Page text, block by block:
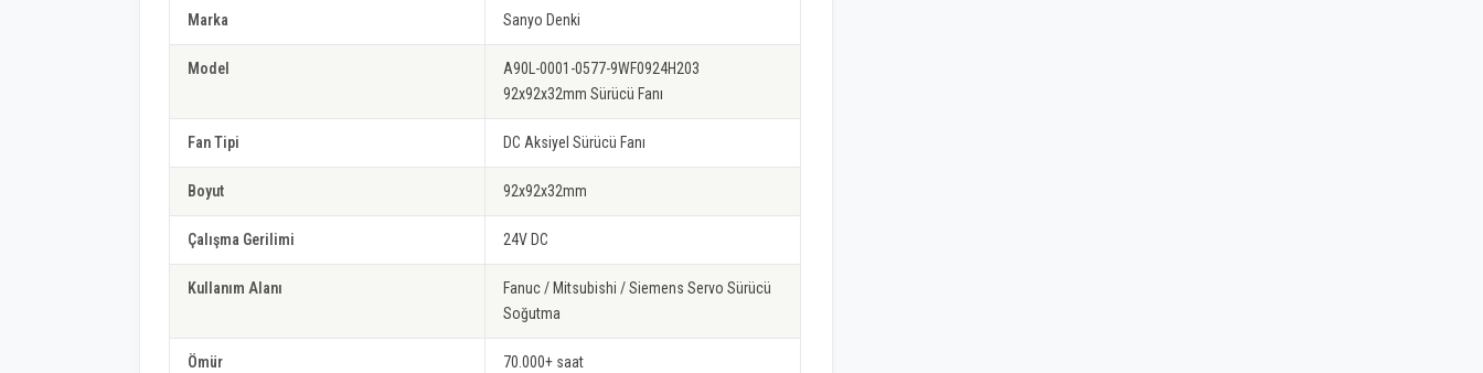
Marka Sanyo Denki
Model
A90L-0001-0577-9WF0924H203
92x92x32mm Sürücü Fanı
Fan Tipi DC Aksiyel Sürücü Fanı
Boyut 92x92x32mm
Çalışma Gerilimi 24V DC
Kullanım Alanı
Fanuc / Mitsubishi / Siemens Servo Sürücü
Soğutma
Ömür 70.000+ saat